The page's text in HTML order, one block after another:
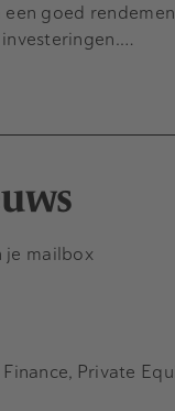
een goed
je mailbox
Private